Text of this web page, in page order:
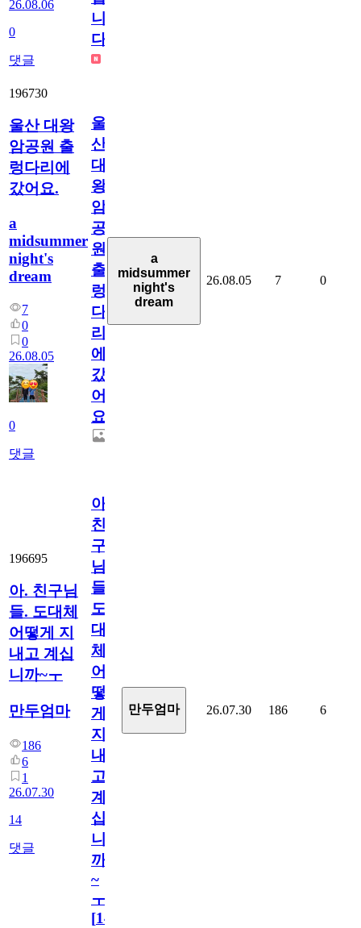
26.08.06
0
댓글
니
다
196730
울산 대왕
암공원 출
렁다리에
갔어요.
a
midsummer
night's
dream
7
0
0
26.08.05
0
댓글
울
산
대
왕
암
공
원
출
렁
다
리
에
갔
어
요.
a
midsummer
night's
dream
26.08.05 7 0
196695
아. 친구님
들. 도대체
어떻게 지
내고 계십
니까~ㅜ
만두엄마
186
6
1
26.07.30
14
댓글
아.
친
구
님
들.
도
대
체
어
떻
게
지
내
고
계
십
니
까
~
ㅜ
[14
만두엄마 26.07.30 186 6